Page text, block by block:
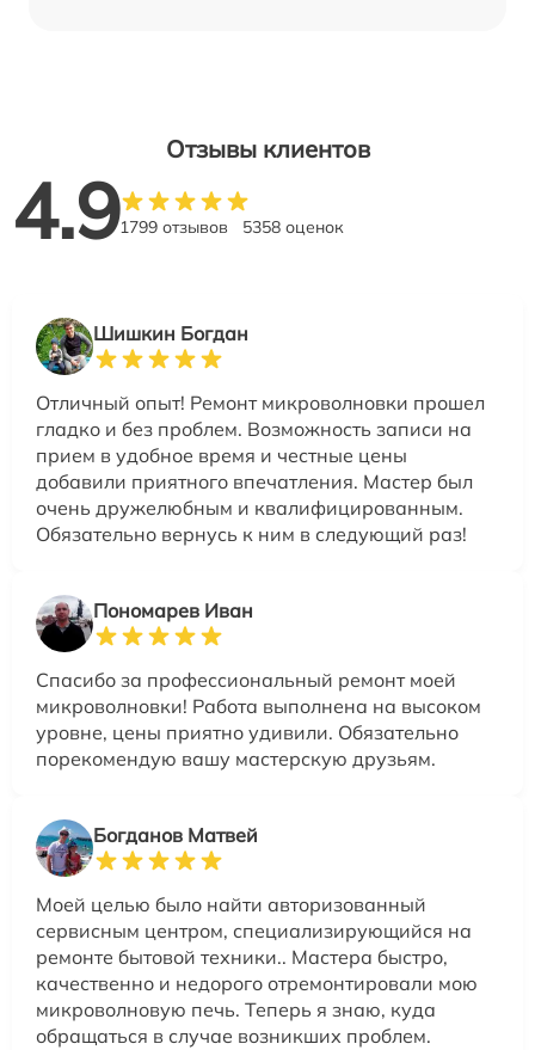
Отзывы клиентов
4.91799 отзывов 5358 оценок
Шишкин Богдан
Отличный опыт! Ремонт микроволновки прошел
гладко и без проблем. Возможность записи на
прием в удобное время и честные цены
добавили приятного впечатления. Мастер был
очень дружелюбным и квалифицированным.
Обязательно вернусь к ним в следующий раз!
Пономарев Иван
Спасибо за профессиональный ремонт моей
микроволновки! Работа выполнена на высоком
уровне, цены приятно удивили. Обязательно
порекомендую вашу мастерскую друзьям.
Богданов Матвей
Моей целью было найти авторизованный
сервисным центром, специализирующийся на
ремонте бытовой техники.. Мастера быстро,
качественно и недорого отремонтировали мою
микроволновую печь. Теперь я знаю, куда
обращаться в случае возникших проблем.